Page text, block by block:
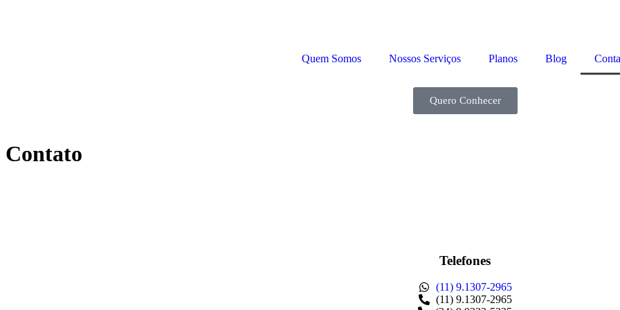
Quem Somos Nossos Serviços Planos Blog
Quero Conhecer
Contato
Telefones
(11) 9.1307-2965
(11) 9.1307-2965